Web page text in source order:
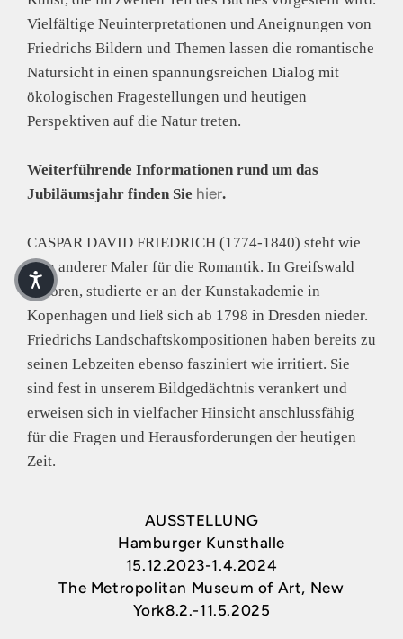
Vielfältige Neuinterpretationen und Aneignungen von
Friedrichs Bildern und Themen lassen die romantische
Natursicht in einen spannungsreichen Dialog mit
ökologischen Fragestellungen und heutigen
Perspektiven auf die Natur treten.
Weiterführende Informationen rund um das
Jubiläumsjahr finden Sie hier.
CASPAR DAVID FRIEDRICH (1774-1840) steht wie
kein anderer Maler für die Romantik. In Greifswald
geboren, studierte er an der Kunstakademie in
Kopenhagen und ließ sich ab 1798 in Dresden nieder.
Friedrichs Landschaftskompositionen haben bereits zu
seinen Lebzeiten ebenso fasziniert wie irritiert. Sie
sind fest in unserem Bildgedächtnis verankert und
erweisen sich in vielfacher Hinsicht anschlussfähig
für die Fragen und Herausforderungen der heutigen
Zeit.
AUSSTELLUNG
Hamburger Kunsthalle
15.12.2023-1.4.2024
The Metropolitan Museum of Art, New
York8.2.-11.5.2025